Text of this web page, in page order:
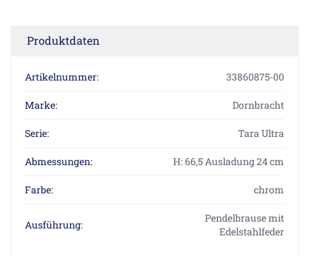
Produktdaten
Artikelnummer: 33860875-00
Marke: Dornbracht
Serie: Tara Ultra
Abmessungen: H: 66,5 Ausladung 24 cm
Farbe: chrom
Ausführung:
Pendelbrause mit
Edelstahlfeder